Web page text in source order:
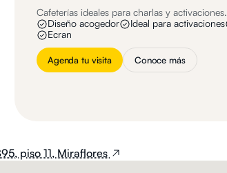
Cafeterías ideales para charlas y activaciones.
Diseño acogedor
Ideal para activaciones
Ecran
Agenda tu visita Conoce más
piso 11, Miraflores